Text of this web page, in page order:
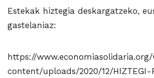
Estekak hiztegia deskargatzeko,
gastelaniaz:
https://
content/uploads/2020/12/HIZTEGI-